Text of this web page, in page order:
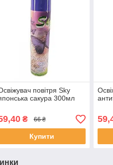
повітря Sky
сакура 300мл
₴ 66 ₴
Купити